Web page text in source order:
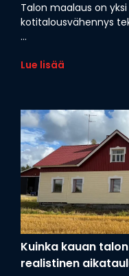
Talon maalaus on
kotitalousvähennys
...
Lue lisää
Kuinka kauan
realistinen